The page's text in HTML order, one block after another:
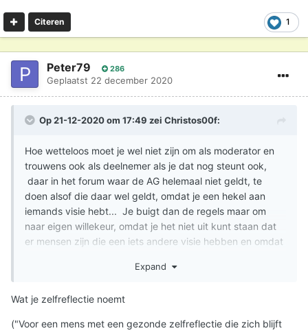
1
Citeren
Peter79 286
Geplaatst 22 december 2020
Op 21-12-2020 om 17:49 zei Christos00f:
Hoe wetteloos moet je wel niet zijn om als moderator en
trouwens ook als deelnemer als je dat nog steunt ook,
daar in het forum waar de AG helemaal niet geldt, te
doen alsof die daar wel geldt, omdat je een hekel aan
iemands visie hebt... Je buigt dan de regels maar om
naar eigen willekeur, omdat je het niet uit kunt staan dat
er mensen zijn die een iets andere visie hebben en omdat
Expand
Wat je zelfreflectie noemt
("Voor een mens met een gezonde zelfreflectie die zich blijft